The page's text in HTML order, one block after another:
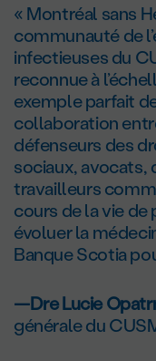
« Montréal sans
communauté de
infectieuses du
reconnue à
exemple parfait
collaboration
défenseurs des
sociaux,
travailleurs
cours de la vie
évoluer la
Banque Scotia
—Dre Lucie
générale du